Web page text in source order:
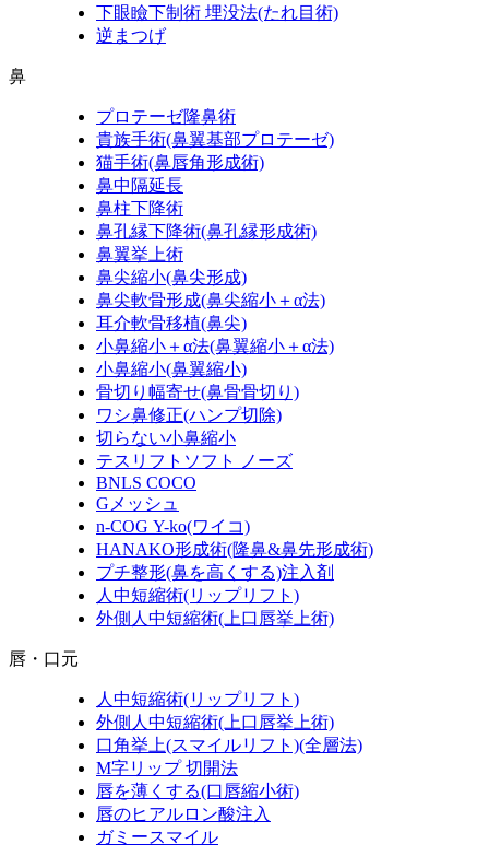
下眼瞼下制術 埋没法(たれ目術)
逆まつげ
鼻
プロテーゼ隆鼻術
貴族手術(鼻翼基部プロテーゼ)
猫手術(鼻唇角形成術)
鼻中隔延長
鼻柱下降術
鼻孔縁下降術(鼻孔縁形成術)
鼻翼挙上術
鼻尖縮小(鼻尖形成)
鼻尖軟骨形成(鼻尖縮小＋α法)
耳介軟骨移植(鼻尖)
小鼻縮小＋α法(鼻翼縮小＋α法)
小鼻縮小(鼻翼縮小)
骨切り幅寄せ(鼻骨骨切り)
ワシ鼻修正(ハンプ切除)
切らない小鼻縮小
テスリフトソフト ノーズ
BNLS COCO
Gメッシュ
n-COG Y-ko(ワイコ)
HANAKO形成術(隆鼻&鼻先形成術)
プチ整形(鼻を高くする)注入剤
人中短縮術(リップリフト)
外側人中短縮術(上口唇挙上術)
唇・口元
人中短縮術(リップリフト)
外側人中短縮術(上口唇挙上術)
口角挙上(スマイルリフト)(全層法)
M字リップ 切開法
唇を薄くする(口唇縮小術)
唇のヒアルロン酸注入
ガミースマイル